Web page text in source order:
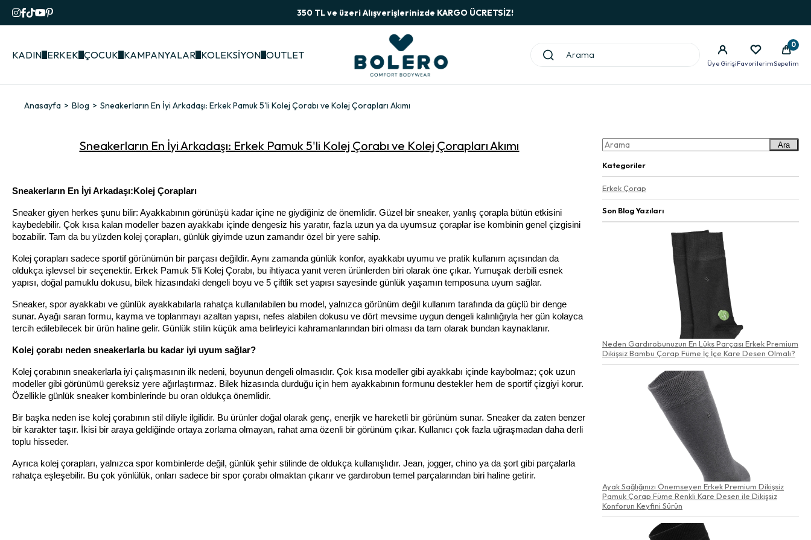
350 TL ve üzeri Alışverişlerinizde KARGO ÜCRETSİZ!
KADIN ERKEK ÇOCUK KAMPANYALAR KOLEKSİYON OUTLET
Üye GirişiFavorilerimSepetim
0
Anasayfa Blog Sneakerların En İyi Arkadaşı: Erkek Pamuk 5'li Kolej Çorabı ve Kolej Çorapları Akımı
Sneakerların En İyi Arkadaşı: Erkek Pamuk 5'li Kolej Çorabı ve Kolej Çorapları Akımı
Sneakerların En İyi Arkadaşı:Kolej Çorapları
Sneaker giyen herkes şunu bilir: Ayakkabının görünüşü kadar içine ne giydiğiniz de önemlidir. Güzel bir sneaker, yanlış çorapla bütün etkisini
kaybedebilir. Çok kısa kalan modeller bazen ayakkabı içinde dengesiz his yaratır, fazla uzun ya da uyumsuz çoraplar ise kombinin genel çizgisini
bozabilir. Tam da bu yüzden kolej çorapları, günlük giyimde uzun zamandır özel bir yere sahip.
Kolej çorapları sadece sportif görünümün bir parçası değildir. Aynı zamanda günlük konfor, ayakkabı uyumu ve pratik kullanım açısından da
oldukça işlevsel bir seçenektir. Erkek Pamuk 5'li Kolej Çorabı, bu ihtiyaca yanıt veren ürünlerden biri olarak öne çıkar. Yumuşak derbili esnek
yapısı, doğal pamuklu dokusu, bilek hizasındaki dengeli boyu ve 5 çiftlik set yapısı sayesinde günlük yaşamın temposuna uyum sağlar.
Sneaker, spor ayakkabı ve günlük ayakkabılarla rahatça kullanılabilen bu model, yalnızca görünüm değil kullanım tarafında da güçlü bir denge
sunar. Ayağı saran formu, kayma ve toplanmayı azaltan yapısı, nefes alabilen dokusu ve dört mevsime uygun dengeli kalınlığıyla her gün kolayca
tercih edilebilecek bir ürün haline gelir. Günlük stilin küçük ama belirleyici kahramanlarından biri olması da tam olarak bundan kaynaklanır.
Kolej çorabı neden sneakerlarla bu kadar iyi uyum sağlar?
Kolej çorabının sneakerlarla iyi çalışmasının ilk nedeni, boyunun dengeli olmasıdır. Çok kısa modeller gibi ayakkabı içinde kaybolmaz; çok uzun
modeller gibi görünümü gereksiz yere ağırlaştırmaz. Bilek hizasında durduğu için hem ayakkabının formunu destekler hem de sportif çizgiyi korur.
Özellikle günlük sneaker kombinlerinde bu oran oldukça önemlidir.
Bir başka neden ise kolej çorabının stil diliyle ilgilidir. Bu ürünler doğal olarak genç, enerjik ve hareketli bir görünüm sunar. Sneaker da zaten benzer
bir karakter taşır. İkisi bir araya geldiğinde ortaya zorlama olmayan, rahat ama özenli bir görünüm çıkar. Kullanıcı çok fazla uğraşmadan daha derli
toplu hisseder.
Ayrıca kolej çorapları, yalnızca spor kombinlerde değil, günlük şehir stilinde de oldukça kullanışlıdır. Jean, jogger, chino ya da şort gibi parçalarla
rahatça eşleşebilir. Bu çok yönlülük, onları sadece bir spor çorabı olmaktan çıkarır ve gardırobun temel parçalarından biri haline getirir.
Ara
Kategoriler
Erkek Çorap
Son Blog Yazıları
Neden Gardırobunuzun En Lüks Parçası Erkek Premium
Dikişsiz Bambu Çorap Füme İç İçe Kare Desen Olmalı?
Ayak Sağlığınızı Önemseyen Erkek Premium Dikişsiz
Pamuk Çorap Füme Renkli Kare Desen ile Dikişsiz
Konforun Keyfini Sürün